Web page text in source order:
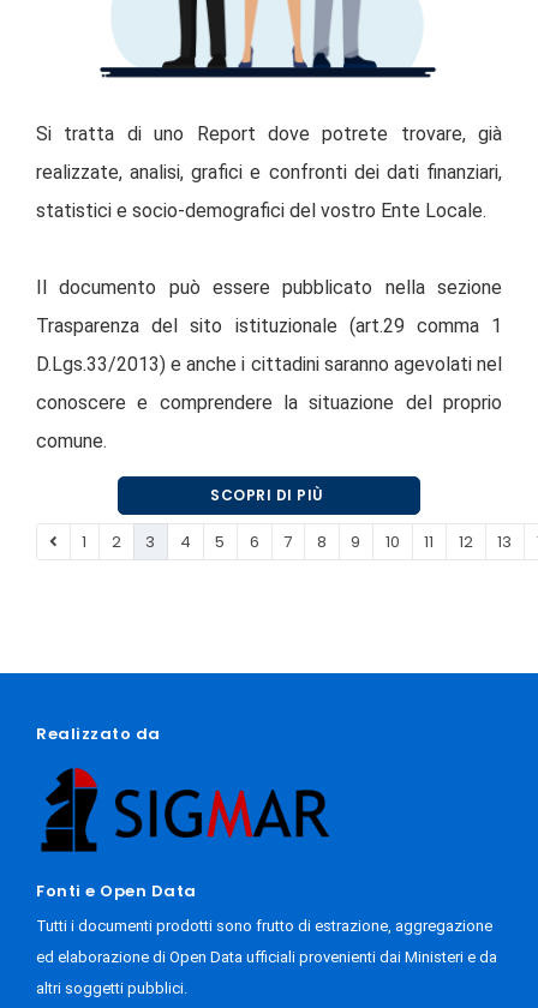
Si tratta di uno Report dove potrete trovare, già
realizzate, analisi, grafici e confronti dei dati finanziari,
statistici e socio-demografici del vostro Ente Locale.
Il documento può essere pubblicato nella sezione
Trasparenza del sito istituzionale (art.29 comma 1
D.Lgs.33/2013) e anche i cittadini saranno agevolati nel
conoscere e comprendere la situazione del proprio
comune.
SCOPRI DI PIÙ
E RICHIEDI UNA DEMO GRATUITA!
1 2 3 4 5 6 7 8 9 10 11 12 13
Realizzato da
Fonti e Open Data
Tutti i documenti prodotti sono frutto di estrazione, aggregazione
ed elaborazione di Open Data ufficiali provenienti dai Ministeri e da
altri soggetti pubblici.